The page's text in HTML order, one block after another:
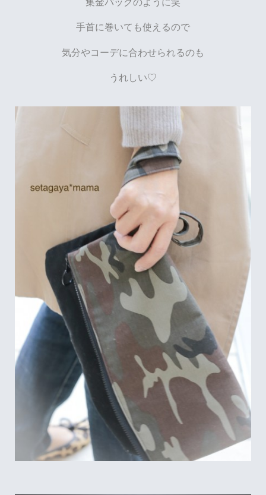
手首に巻いても使えるので
気分やコーデに合わせられるのも
うれしい♡